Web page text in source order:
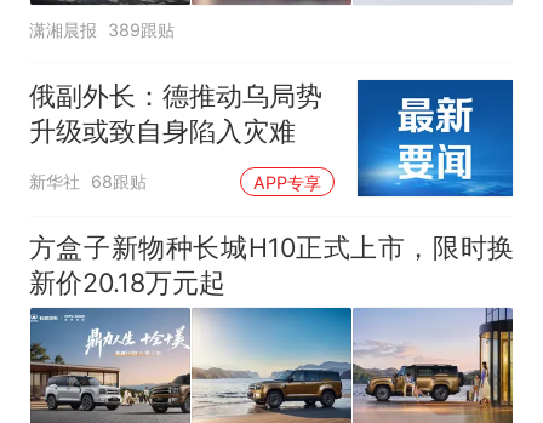
潇湘晨报 389跟贴
俄副外长：德推动乌局势
升级或致自身陷入灾难
新华社 68跟贴 APP专享
方盒子新物种长城H10正式上市，限时换
新价20.18万元起